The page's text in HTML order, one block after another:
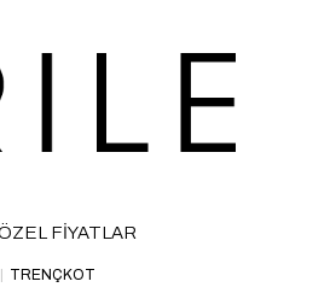
FİYATLAR
TRENÇKOT